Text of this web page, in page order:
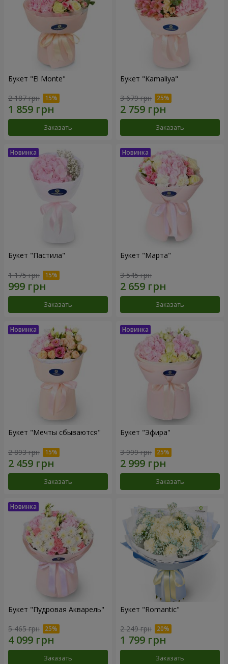
Букет "El Monte"
2 187 грн
Заказать
Букет "Kamaliya"
3 679 грн
Заказать
Букет "Пастила"
1 175 грн
Заказать
Букет "Марта"
3 545 грн
Заказать
Букет "Мечты сбываются"
2 893 грн
Заказать
Букет "Эфира"
3 999 грн
Заказать
Букет "Пудровая Акварель"
5 465 грн
Заказать
Букет "Romantic"
2 249 грн
Заказать